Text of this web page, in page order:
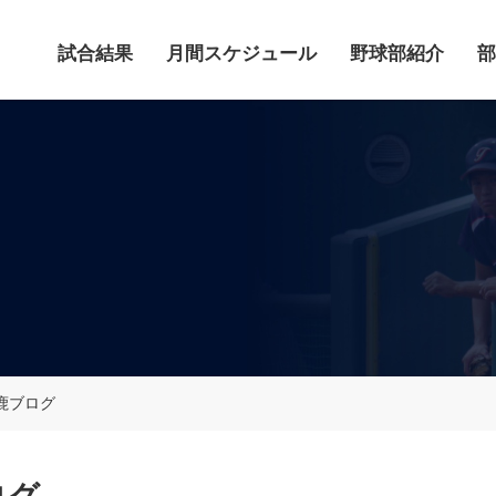
試合結果 月間スケジュール 野球部紹介
ブログ